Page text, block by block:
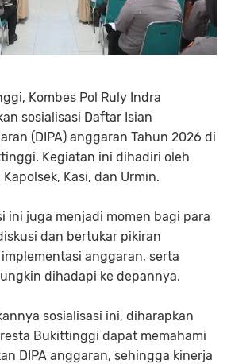
Kombes Pol Ruly Indra
sosialisasi Daftar Isian
(DIPA) anggaran Tahun 2026 di
Kegiatan ini dihadiri oleh
Kasi, dan Urmin.
ini juga menjadi momen bagi para
dan bertukar pikiran
anggaran, serta
dihadapi ke depannya.
sosialisasi ini, diharapkan
Bukittinggi dapat memahami
DIPA anggaran, sehingga kinerja